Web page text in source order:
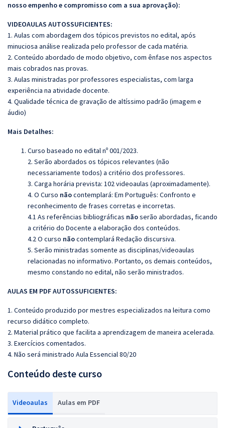
nosso empenho e compromisso com a sua aprovação):
VIDEOAULAS AUTOSSUFICIENTES:
1. Aulas com abordagem dos tópicos previstos no edital, após
minuciosa análise realizada pelo professor de cada matéria.
2. Conteúdo abordado de modo objetivo, com ênfase nos aspectos
mais cobrados nas provas.
3. Aulas ministradas por professores especialistas, com larga
experiência na atividade docente.
4. Qualidade técnica de gravação de altíssimo padrão (imagem e
áudio)
Mais Detalhes:
Curso baseado no edital nº 001/2023.
2. Serão abordados os tópicos relevantes (não
necessariamente todos) a critério dos professores.
3. Carga horária prevista: 102 videoaulas (aproximadamente).
4. O Curso nãocontemplará: Em Português: Confronto e
reconhecimento de frases corretas e incorretas.
4.1 As referências bibliográficas nãoserão abordadas, ficando
a critério do Docente a elaboração dos conteúdos.
4.2 O curso nãocontemplará Redação discursiva.
5. Serão ministradas somente as disciplinas/videoaulas
relacionadas no informativo. Portanto, os demais conteúdos,
mesmo constando no edital, não serão ministrados.
AULAS EM PDF AUTOSSUFICIENTES:
1. Conteúdo produzido por mestres especializados na leitura como
recurso didático completo.
2. Material prático que facilita a aprendizagem de maneira acelerada.
3. Exercícios comentados.
4. Não será ministrado Aula Essencial 80/20
Conteúdo deste curso
Videoaulas Aulas em PDF